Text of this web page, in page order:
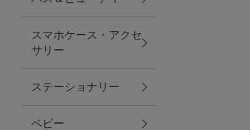
キッチン
スマホケース・アクセ
サリー
ステーショナリー
ベビー